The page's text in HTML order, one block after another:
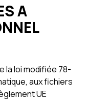
A
la loi modifiée 78-
aux fichiers
UE